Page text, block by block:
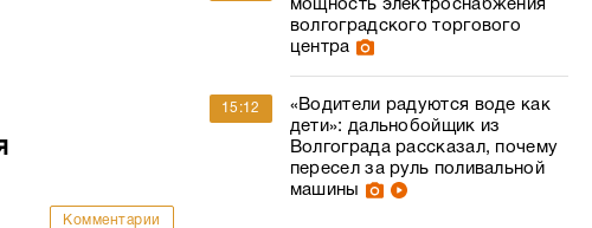
Комментарии
мощность электроснабжения
волгоградского торгового
центра
15:12
«Водители радуются воде как
дети»: дальнобойщик из
Волгограда рассказал, почему
пересел за руль поливальной
машины